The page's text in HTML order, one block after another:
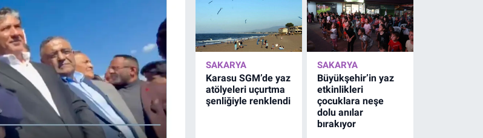
SAKARYA
Karasu SGM’de yaz
atölyeleri uçurtma
şenliğiyle renklendi
SAKARYA
Büyükşehir’in yaz
etkinlikleri
çocuklara neşe
dolu anılar
bırakıyor